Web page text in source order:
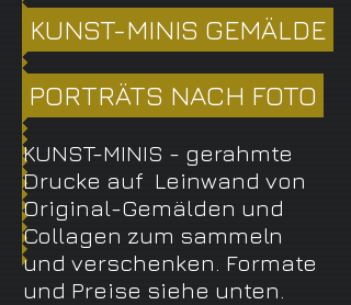
KUNST-MINIS GEMÄLDE
PORTRÄTS NACH FOTO
KUNST-MINIS - gerahmte
Drucke auf Leinwand von
Original-Gemälden und
Collagen zum sammeln
und verschenken. Formate
und Preise siehe unten.